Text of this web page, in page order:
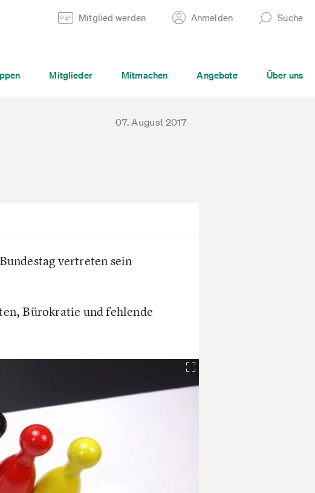
Mitglied werden Anmelden Suche
Mitglieder Mitmachen Angebote Über uns
07. August 2017
vertreten sein
Bürokratie und fehlende